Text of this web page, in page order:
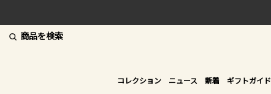
商品を検索
コレクション ニュース 新着 ギフトガイド